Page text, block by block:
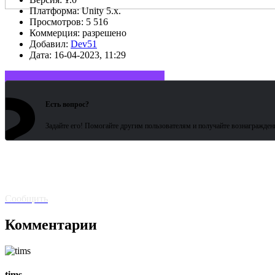
Платформа:Unity 5.x.
Просмотров: 5 516
Коммерция: разрешено
Добавил: Dev51
Дата: 16-04-2023, 11:29
Есть вопрос?
Задайте его! Помогайте другим пользователям и получайте
Сообщить
Комментарии